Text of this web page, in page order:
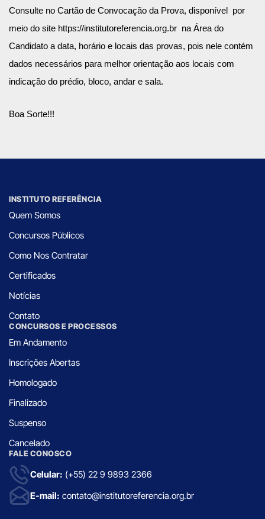
Consulte no Cartão de Convocação da Prova, disponível por
meio do site https://institutoreferencia.org.br na Área do
Candidato a data, horário e locais das provas, pois nele contém
dados necessários para melhor orientação aos locais com
indicação do prédio, bloco, andar e sala.
Boa Sorte!!!
INSTITUTO REFERÊNCIA
Quem Somos
Concursos Públicos
Como Nos Contratar
Certificados
Notícias
Contato
CONCURSOS E PROCESSOS
Em Andamento
Inscrições Abertas
Homologado
Finalizado
Suspenso
Cancelado
FALE CONOSCO
Celular: (+55) 22 9 9893 2366
E-mail: contato@institutoreferencia.org.br